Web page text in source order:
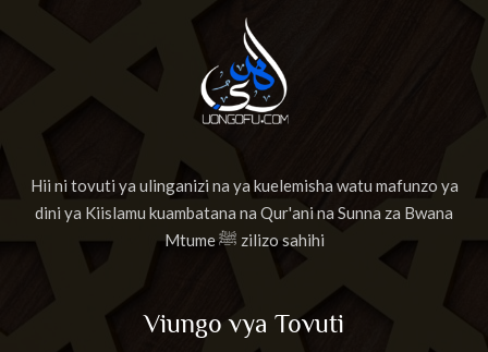
Hii ni tovuti ya ulinganizi na ya kuelemisha watu mafunzo ya
dini ya Kiislamu kuambatana na Qur'ani na Sunna za Bwana
Mtume ﷺ zilizo sahihi
Viungo vya Tovuti